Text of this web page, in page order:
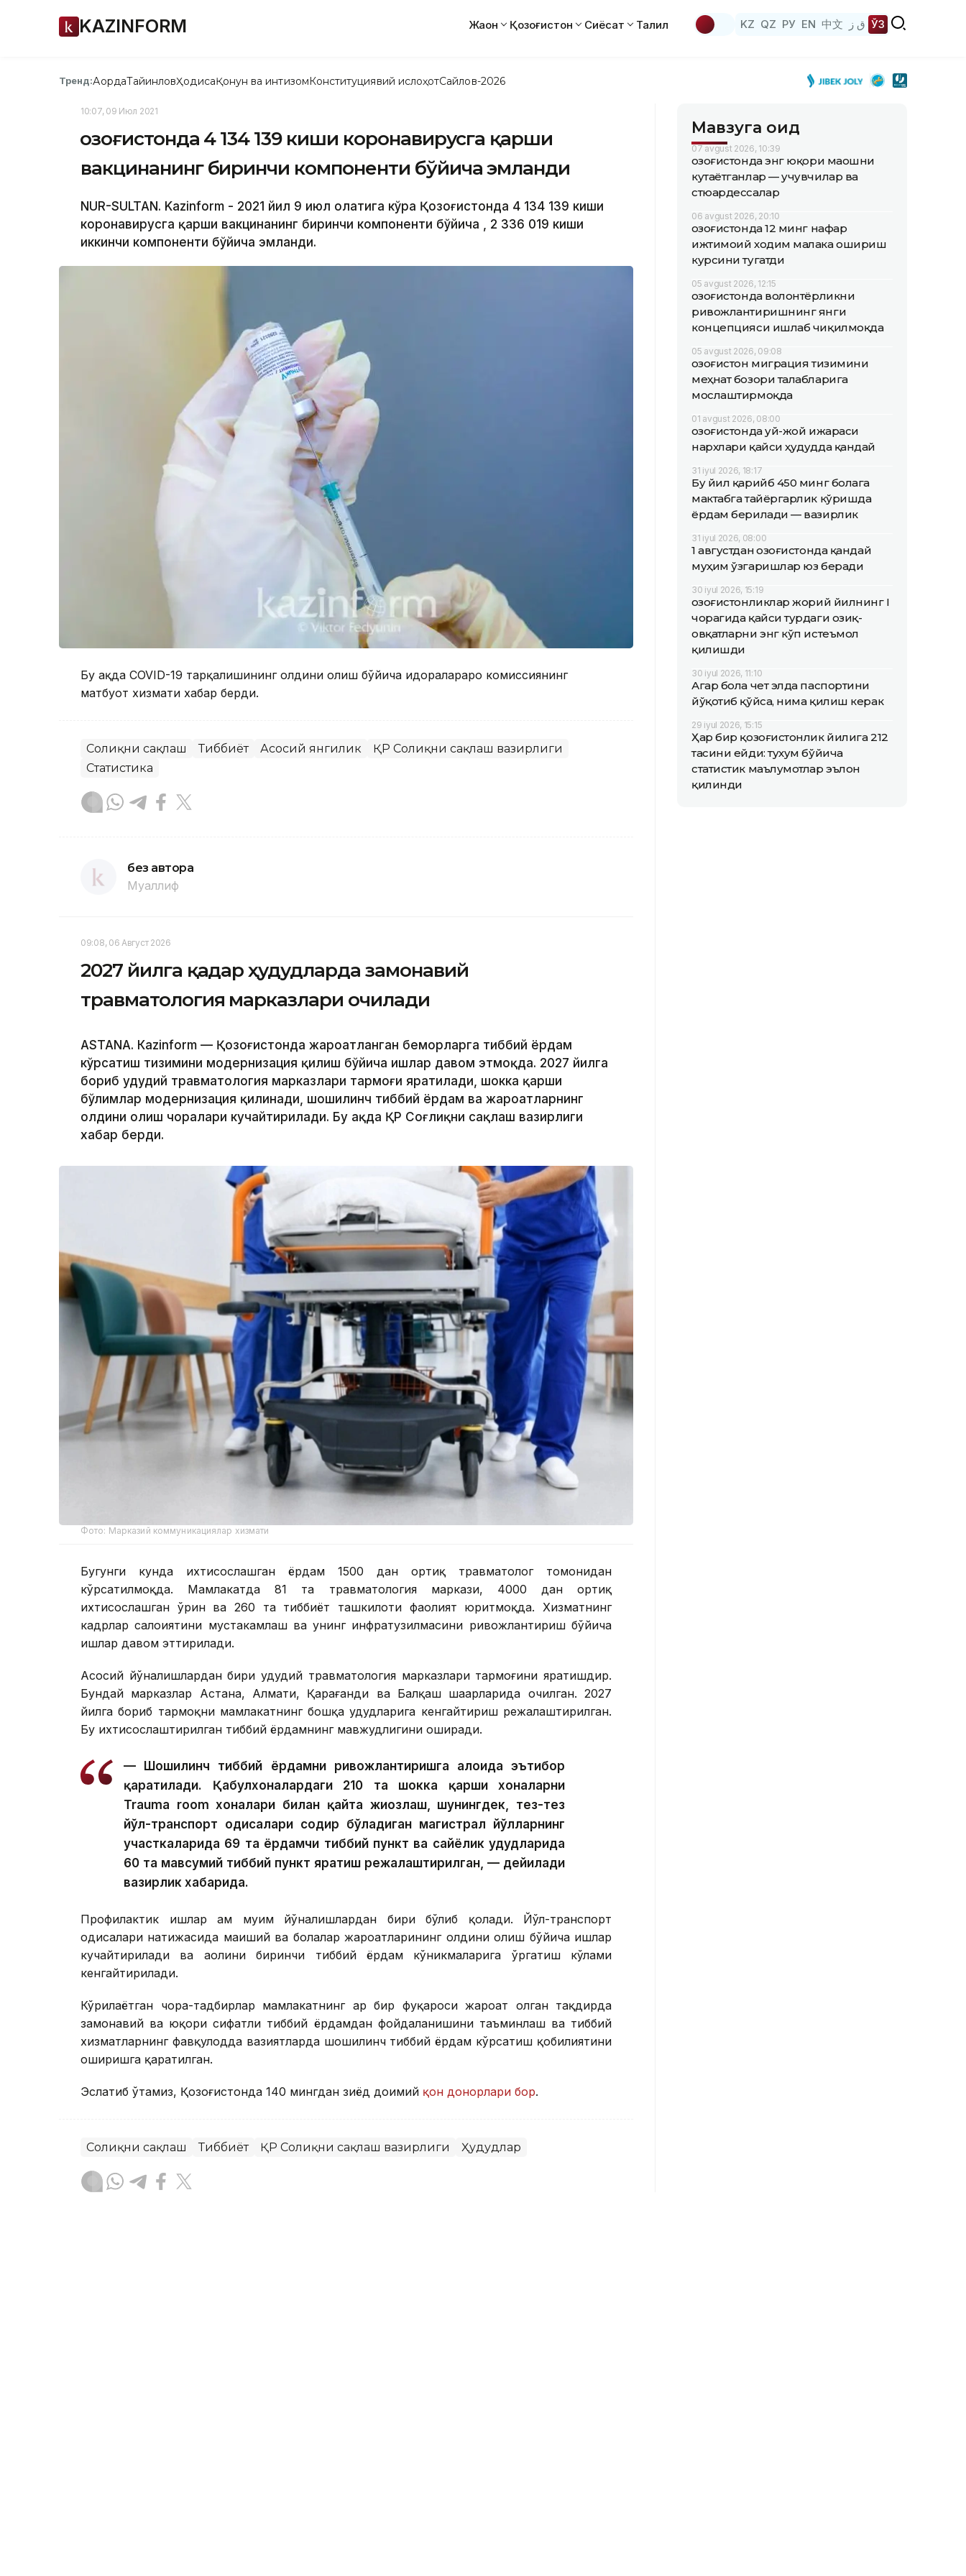
KAZINFORM Жаҳон Қозоғистон Сиёсат Таҳлил KZ QZ РУ EN 中文 ق ز ЎЗ
Тренд:АқордаТайинловҲодисаҚонун ва интизомКонституциявий ислоҳотСайлов-2026
10:07, 09 Июл 2021
Қозоғистонда 4 134 139 киши коронавирусга қарши
вакцинанинг биринчи компоненти бўйича эмланди
NUR-SULTAN. Kazinform - 2021 йил 9 июл ҳолатига кўра Қозоғистонда 4 134 139 киши
коронавирусга қарши вакцинанинг биринчи компоненти бўйича , 2 336 019 киши
иккинчи компоненти бўйича эмланди.
Бу ҳақда COVID-19 тарқалишининг олдини олиш бўйича идоралараро комиссиянинг
матбуот хизмати хабар берди.
Соғлиқни сақлаш Тиббиёт Асосий янгилик
ҚР Соғлиқни сақлаш вазирлиги
Статистика
без автора
Муаллиф
09:08, 06 Август 2026
2027 йилга қадар ҳудудларда замонавий
травматология марказлари очилади
ASTANА. Кazinform — Қозоғистонда жароҳатланган беморларга тиббий ёрдам
кўрсатиш тизимини модернизация қилиш бўйича ишлар давом этмоқда. 2027 йилга
бориб ҳудудий травматология марказлари тармоғи яратилади, шокка қарши
бўлимлар модернизация қилинади, шошилинч тиббий ёрдам ва жароҳатларнинг
олдини олиш чоралари кучайтирилади. Бу ҳақда ҚР Соғлиқни сақлаш вазирлиги
хабар берди.
Фото: Марказий коммуникациялар хизмати
Бугунги кунда ихтисослашган ёрдам 1500 дан ортиқ травматолог томонидан
кўрсатилмоқда. Мамлакатда 81 та травматология маркази, 4000 дан ортиқ
ихтисослашган ўрин ва 260 та тиббиёт ташкилоти фаолият юритмоқда. Хизматнинг
кадрлар салоҳиятини мустаҳкамлаш ва унинг инфратузилмасини ривожлантириш бўйича
ишлар давом эттирилади.
Асосий йўналишлардан бири ҳудудий травматология марказлари тармоғини яратишдир.
Бундай марказлар Астана, Алмати, Қарағанди ва Балқаш шаҳарларида очилган. 2027
йилга бориб тармоқни мамлакатнинг бошқа ҳудудларига кенгайтириш режалаштирилган.
Бу ихтисослаштирилган тиббий ёрдамнинг мавжудлигини оширади.
— Шошилинч тиббий ёрдамни ривожлантиришга алоҳида эътибор
қаратилади. Қабулхоналардаги 210 та шокка қарши хоналарни
Trauma room хоналари билан қайта жиҳозлаш, шунингдек, тез-тез
йўл-транспорт ҳодисалари содир бўладиган магистрал йўлларнинг
участкаларида 69 та ёрдамчи тиббий пункт ва сайёҳлик ҳудудларида
60 та мавсумий тиббий пункт яратиш режалаштирилган, — дейилади
вазирлик хабарида.
Профилактик ишлар ҳам муҳим йўналишлардан бири бўлиб қолади. Йўл-транспорт
ҳодисалари натижасида маиший ва болалар жароҳатларининг олдини олиш бўйича ишлар
кучайтирилади ва аҳолини биринчи тиббий ёрдам кўникмаларига ўргатиш кўлами
кенгайтирилади.
Кўрилаётган чора-тадбирлар мамлакатнинг ҳар бир фуқароси жароҳат олган тақдирда
замонавий ва юқори сифатли тиббий ёрдамдан фойдаланишини таъминлаш ва тиббий
хизматларнинг фавқулодда вазиятларда шошилинч тиббий ёрдам кўрсатиш қобилиятини
оширишга қаратилган.
Эслатиб ўтамиз, Қозоғистонда 140 мингдан зиёд доимий қон донорлари бор.
Соғлиқни сақлаш Тиббиёт ҚР Соғлиқни сақлаш вазирлиги Ҳудудлар
Мавзуга оид
07 avgust 2026, 10:39
Қозоғистонда энг юқори маошни
кутаётганлар — учувчилар ва
стюардессалар
06 avgust 2026, 20:10
Қозоғистонда 12 минг нафар
ижтимоий ходим малака ошириш
курсини тугатди
05 avgust 2026, 12:15
Қозоғистонда волонтёрликни
ривожлантиришнинг янги
концепцияси ишлаб чиқилмоқда
05 avgust 2026, 09:08
Қозоғистон миграция тизимини
меҳнат бозори талабларига
мослаштирмоқда
01 avgust 2026, 08:00
Қозоғистонда уй-жой ижараси
нархлари қайси ҳудудда қандай
31 iyul 2026, 18:17
Бу йил қарийб 450 минг болага
мактабга тайёргарлик кўришда
ёрдам берилади — вазирлик
31 iyul 2026, 08:00
1 августдан Қозоғистонда қандай
муҳим ўзгаришлар юз беради
30 iyul 2026, 15:19
Қозоғистонликлар жорий йилнинг I
чорагида қайси турдаги озиқ-
овқатларни энг кўп истеъмол
қилишди
30 iyul 2026, 11:10
Агар бола чет элда паспортини
йўқотиб қўйса, нима қилиш керак
29 iyul 2026, 15:15
Ҳар бир қозоғистонлик йилига 212
тасини ейди: тухум бўйича
статистик маълумотлар эълон
қилинди